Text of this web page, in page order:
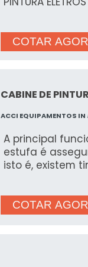
COTAR
CABINE DE
ACCI EQUIPAMENTOS IN
A principal
estufa é
isto é, existem
COTAR